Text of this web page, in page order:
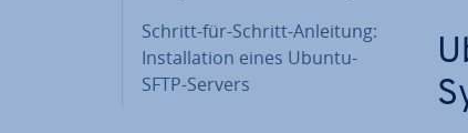
Schritt-für-Schritt-Anleitung:
In­stal­la­ti­on eines Ubuntu-
SFTP-Servers